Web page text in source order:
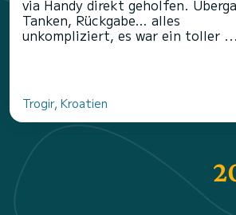
via Handy direkt geholfen.
Tanken, Rückgabe… alles
unkompliziert, es war ein toller ...
Trogir, Kroatien